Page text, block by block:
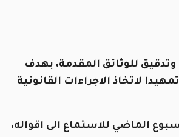
للوثائق المقدمة، بهدف
لاتخاذ الاجراءات القانونية
الماضي للاستماع الى اقواله،